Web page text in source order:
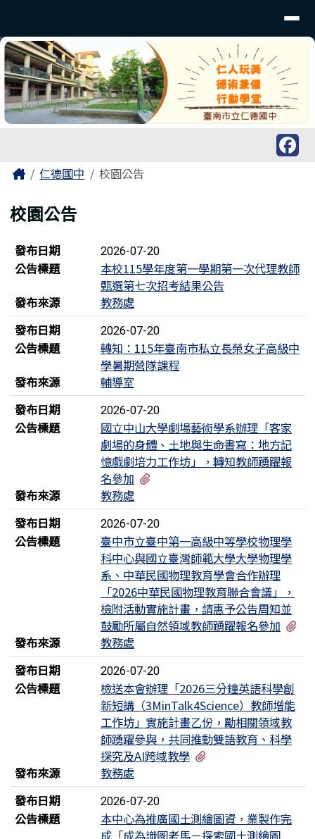
主內容區域
Home仁德國中 校園公告
校園公告
新聞列表
發布日期 2026-07-20
公告標題
本校115學年度第一學期第一次代理教師
甄選第七次招考結果公告
發布來源
教務處
發布日期
2026-07-20
公告標題
轉知：115年臺南市私立長榮女子高級中
學暑期營隊課程
發布來源
輔導室
發布日期
2026-07-20
公告標題
國立中山大學劇場藝術學系辦理「客家
劇場的身體、土地與生命書寫：地方記
憶戲劇培力工作坊」，轉知教師踴躍報
名參加
發布來源
教務處
發布日期
2026-07-20
公告標題
臺中市立臺中第一高級中等學校物理學
科中心與國立臺灣師範大學大學物理學
系、中華民國物理教育學會合作辦理
「2026中華民國物理教育聯合會議」，
檢附活動實施計畫，請惠予公告周知並
鼓勵所屬自然領域教師踴躍報名參加
發布來源
教務處
發布日期
2026-07-20
公告標題
檢送本會辦理「2026三分鐘英語科學創
新短講（3MinTalk4Science）教師增能
工作坊」實施計畫乙份，勵相關領域教
師踴躍參與，共同推動雙語教育、科學
探究及AI跨域教學
發布來源
教務處
發布日期
2026-07-20
公告標題
本中心為推廣國土測繪圖資，業製作完
成「成為識圖老馬－探索國土測繪圖
頁尾區域